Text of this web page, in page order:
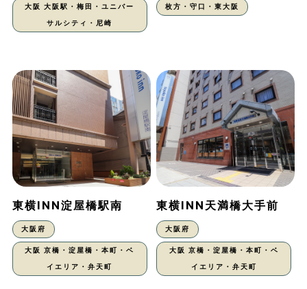
大阪 大阪駅・梅田・ユニバー
サルシティ・尼崎
枚方・守口・東大阪
東横INN淀屋橋駅南
大阪府
大阪 京橋・淀屋橋・本町・ベ
イエリア・弁天町
東横INN天満橋大手前
大阪府
大阪 京橋・淀屋橋・本町・ベ
イエリア・弁天町